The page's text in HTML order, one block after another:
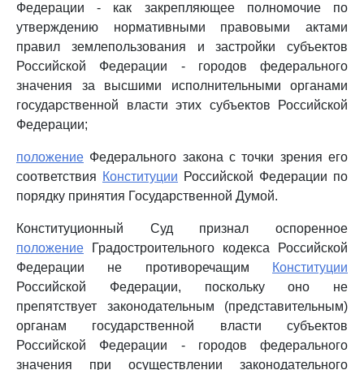
Федерации - как закрепляющее полномочие по
утверждению нормативными правовыми актами
правил землепользования и застройки субъектов
Российской Федерации - городов федерального
значения за высшими исполнительными органами
государственной власти этих субъектов Российской
Федерации;
положение Федерального закона с точки зрения его
соответствия Конституции Российской Федерации по
порядку принятия Государственной Думой.
Конституционный Суд признал оспоренное
положение Градостроительного кодекса Российской
Федерации не противоречащим
Конституции
Российской Федерации, поскольку оно не
препятствует законодательным (представительным)
органам государственной власти субъектов
Российской Федерации - городов федерального
значения при осуществлении законодательного